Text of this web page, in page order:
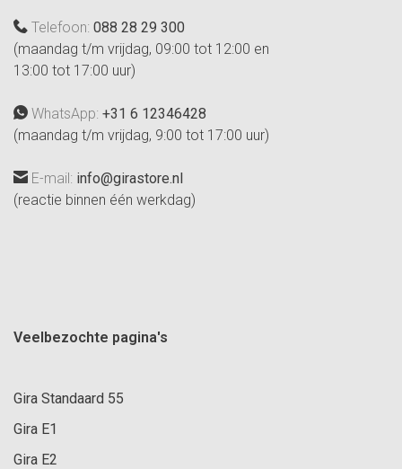
Telefoon: 088 28 29 300
(maandag t/m vrijdag, 09:00 tot 12:00 en
13:00 tot 17:00 uur)
WhatsApp: +31 6 12346428
(maandag t/m vrijdag, 9:00 tot 17:00 uur)
E-mail: info@girastore.nl
(reactie binnen één werkdag)
Veelbezochte pagina's
Gira Standaard 55
Gira E1
Gira E2